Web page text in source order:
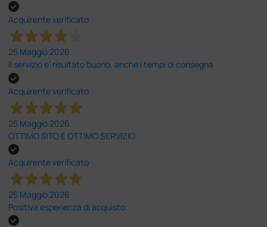
Acquirente verificato
25 Maggio 2026
Il servizio e’ risultato buono, anche i tempi di consegna
Acquirente verificato
25 Maggio 2026
OTTIMO SITO E OTTIMO SERVIZIO
Acquirente verificato
25 Maggio 2026
Positiva esperienza di acquisto